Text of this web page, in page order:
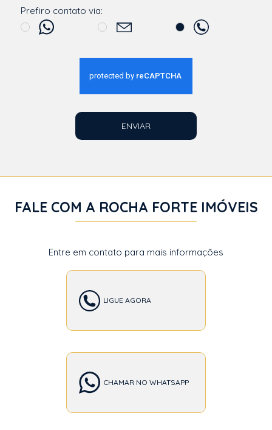
Prefiro contato via:
ENVIAR
FALE COM A ROCHA FORTE IMÓVEIS
Entre em contato para mais informações
LIGUE AGORA
CHAMAR NO WHATSAPP